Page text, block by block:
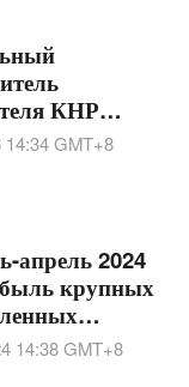
КНР
в
14:34GMT+8
апрель 2024
крупных
Китая
4,3%
14:38GMT+8